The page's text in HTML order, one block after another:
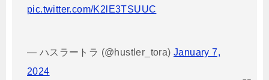
pic.twitter.com/K2lE3TSUUC
— ハスラートラ (@hustler_tora)January 7,
2024